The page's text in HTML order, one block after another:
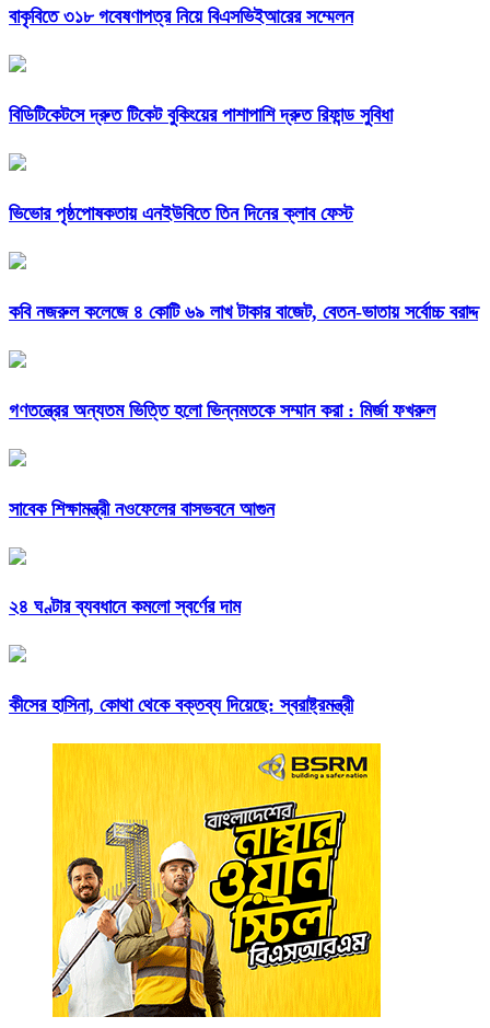
বাকৃবিতে ৩১৮ গবেষণাপত্র নিয়ে বিএসভিইআরের সম্মেলন
বিডিটিকেটসে দ্রুত টিকেট বুকিংয়ের পাশাপাশি দ্রুত রিফান্ড সুবিধা
ভিভোর পৃষ্ঠপোষকতায় এনইউবিতে তিন দিনের ক্লাব ফেস্ট
কবি নজরুল কলেজে ৪ কোটি ৬৯ লাখ টাকার বাজেট, বেতন-ভাতায় সর্বোচ্চ বরাদ্দ
গণতন্ত্রের অন্যতম ভিত্তি হলো ভিন্নমতকে সম্মান করা : মির্জা ফখরুল
সাবেক শিক্ষামন্ত্রী নওফেলের বাসভবনে আগুন
২৪ ঘণ্টার ব্যবধানে কমলো স্বর্ণের দাম
কীসের হাসিনা, কোথা থেকে বক্তব্য দিয়েছে: স্বরাষ্ট্রমন্ত্রী